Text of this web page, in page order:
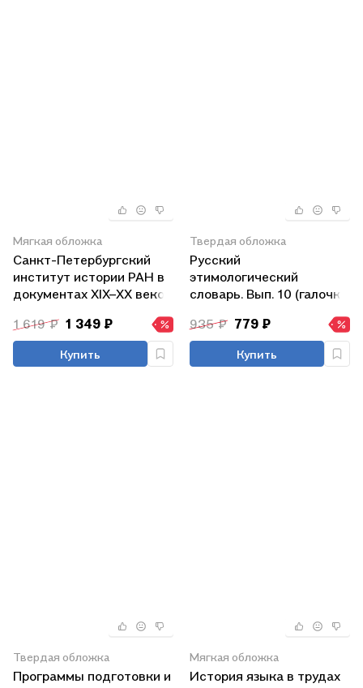
Мягкая обложка
Санкт-Петербургский
институт истории РАН в
документах XIX–XX веков
1 619 ₽ 1 349 ₽
Купить
Твердая обложка
Русский
этимологический
словарь. Вып. 10 (галочка
935 ₽ 779 ₽
Купить
Твердая обложка
Программы подготовки и
Мягкая обложка
История языка в трудах